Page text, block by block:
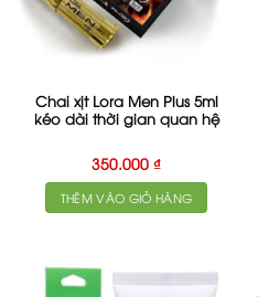
Chai xịt Lora Men Plus 5ml
kéo dài thời gian quan hệ
350.000 ₫
THÊM VÀO GIỎ HÀNG